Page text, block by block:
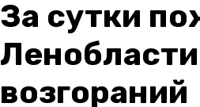
За сутки
возгораний